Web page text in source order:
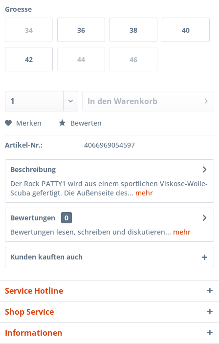
Groesse
34 36 38 40
42 44 46
In den Warenkorb
Merken Bewerten
Artikel-Nr.: 4066969054597
Beschreibung
Der Rock PATTY1 wird aus einem sportlichen Viskose-Wolle-
Scuba gefertigt. Die Außenseite des... mehr
Bewertungen
0
Bewertungen lesen, schreiben und diskutieren... mehr
Kunden kauften auch
Service Hotline
Shop Service
Informationen